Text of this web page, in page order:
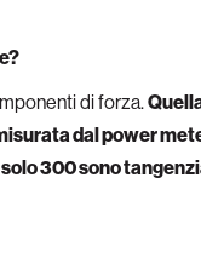
di forza.
dal power
300 sono